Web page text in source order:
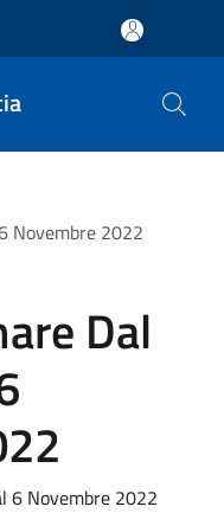
Novembre 2022
Dal
6 Novembre 2022